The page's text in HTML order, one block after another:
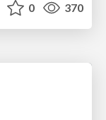
0 370